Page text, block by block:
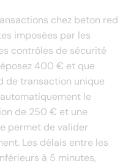
chez beton red
imposées par les
contrôles de sécurité
400 € et que
de transaction unique
le
de 250 € et une
permet de valider
Les délais entre les
à 5 minutes,